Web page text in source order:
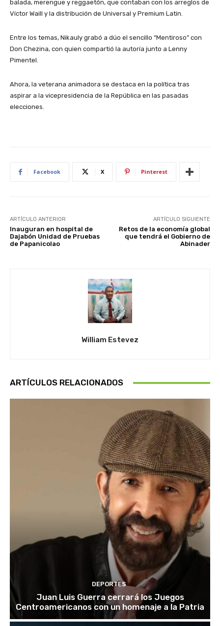
balada, merengue y reggaetón, que contaban con los arreglos de
Víctor Waill y la distribución de Universal y Premium Latin.
Entre los temas, Nikauly grabó a dúo el sencillo “Mentiroso” con
Don Chezina, con quien compartió la autoría junto a Lenny
Pimentel.
Ahora, la veterana animadora se destaca en la política tras
aspirar a la vicepresidencia de la República en las pasadas
elecciones.
Facebook X Pinterest
ARTÍCULO ANTERIOR
Inauguran en hospital de
Dajabón Unidad de Pruebas
de Papanicolao
ARTÍCULO SIGUIENTE
Retos de la economía global
que tendrá el Gobierno de
Abinader
William Estevez
ARTÍCULOS RELACIONADOS
DEPORTES
Juan Luis Guerra cerrará los Juegos
Centroamericanos con un homenaje a la Patria